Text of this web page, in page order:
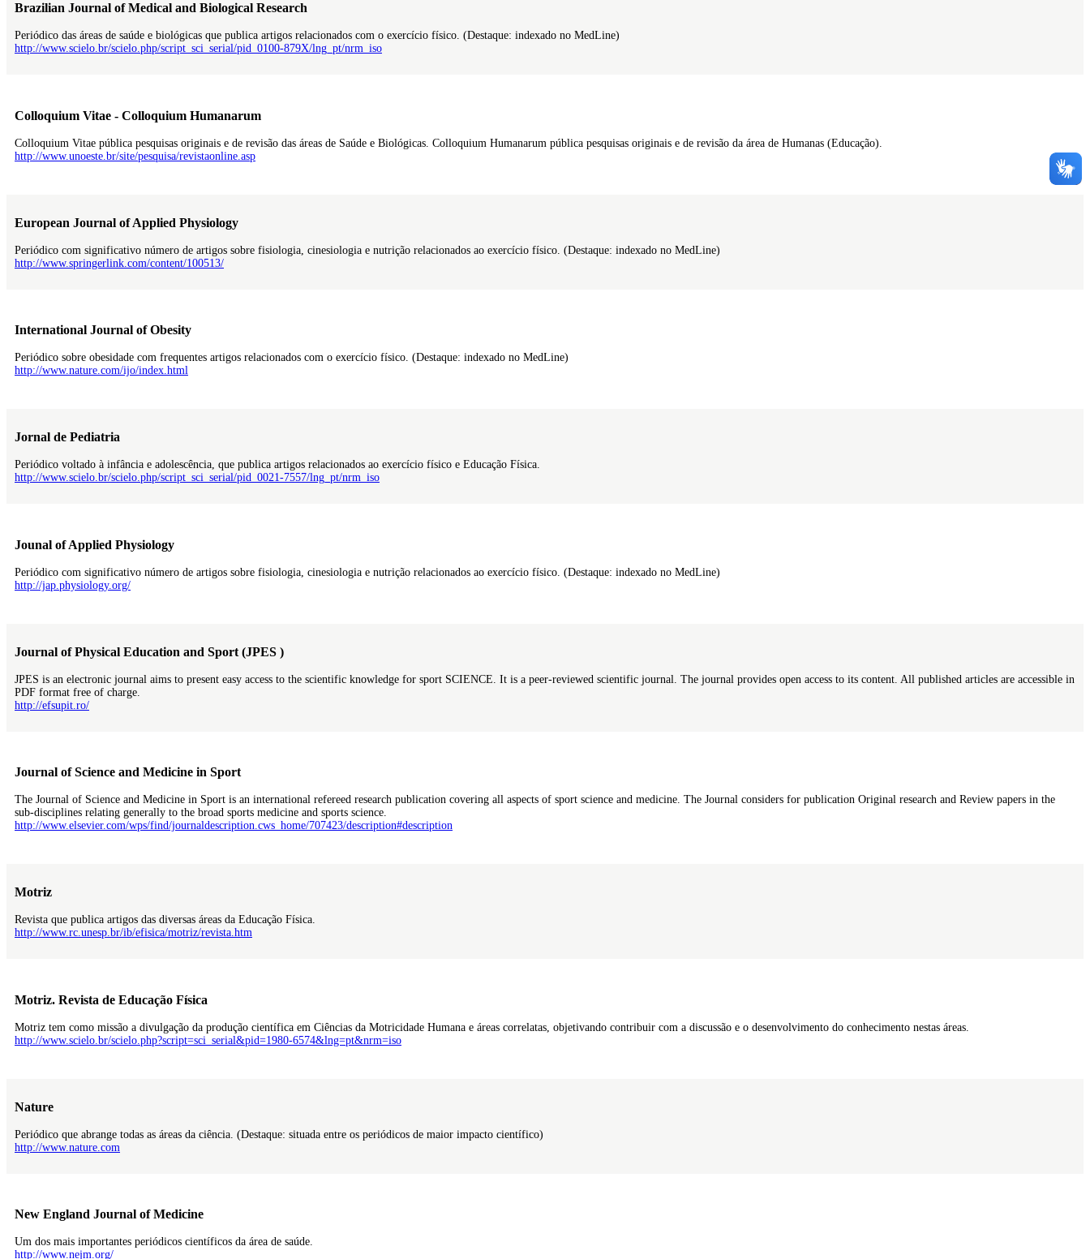
Brazilian Journal of Medical and Biological Research
Periódico das áreas de saúde e biológicas que publica artigos relacionados com o exercício físico. (Destaque: indexado no MedLine)
http://www.scielo.br/scielo.php/script_sci_serial/pid_0100-879X/lng_pt/nrm_iso
Colloquium Vitae - Colloquium Humanarum
Colloquium Vitae pública pesquisas originais e de revisão das áreas de Saúde e Biológicas. Colloquium Humanarum pública pesquisas originais e de revisão da área de Humanas (Educação).
http://www.unoeste.br/site/pesquisa/revistaonline.asp
European Journal of Applied Physiology
Periódico com significativo número de artigos sobre fisiologia, cinesiologia e nutrição relacionados ao exercício físico. (Destaque: indexado no MedLine)
http://www.springerlink.com/content/100513/
International Journal of Obesity
Periódico sobre obesidade com frequentes artigos relacionados com o exercício físico. (Destaque: indexado no MedLine)
http://www.nature.com/ijo/index.html
Jornal de Pediatria
Periódico voltado à infância e adolescência, que publica artigos relacionados ao exercício físico e Educação Física.
http://www.scielo.br/scielo.php/script_sci_serial/pid_0021-7557/lng_pt/nrm_iso
Jounal of Applied Physiology
Periódico com significativo número de artigos sobre fisiologia, cinesiologia e nutrição relacionados ao exercício físico. (Destaque: indexado no MedLine)
http://jap.physiology.org/
Journal of Physical Education and Sport (JPES )
JPES is an electronic journal aims to present easy access to the scientific knowledge for sport SCIENCE. It is a peer-reviewed scientific journal. The journal provides open access to its content. All published articles are accessible in
PDF format free of charge.
http://efsupit.ro/
Journal of Science and Medicine in Sport
The Journal of Science and Medicine in Sport is an international refereed research publication covering all aspects of sport science and medicine. The Journal considers for publication Original research and Review papers in the
sub-disciplines relating generally to the broad sports medicine and sports science.
http://www.elsevier.com/wps/find/journaldescription.cws_home/707423/description#description
Motriz
Revista que publica artigos das diversas áreas da Educação Física.
http://www.rc.unesp.br/ib/efisica/motriz/revista.htm
Motriz. Revista de Educação Física
Motriz tem como missão a divulgação da produção científica em Ciências da Motricidade Humana e áreas correlatas, objetivando contribuir com a discussão e o desenvolvimento do conhecimento nestas áreas.
http://www.scielo.br/scielo.php?script=sci_serial&pid=1980-6574&lng=pt&nrm=iso
Nature
Periódico que abrange todas as áreas da ciência. (Destaque: situada entre os periódicos de maior impacto científico)
http://www.nature.com
New England Journal of Medicine
Um dos mais importantes periódicos científicos da área de saúde.
http://www.nejm.org/